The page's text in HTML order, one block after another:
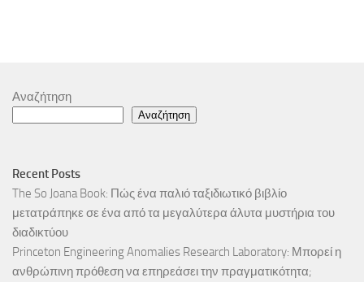
Αναζήτηση
Αναζήτηση
Recent Posts
The So Joana Book: Πώς ένα παλιό ταξιδιωτικό βιβλίο
μετατράπηκε σε ένα από τα μεγαλύτερα άλυτα μυστήρια του
διαδικτύου
Princeton Engineering Anomalies Research Laboratory: Μπορεί η
ανθρώπινη πρόθεση να επηρεάσει την πραγματικότητα;